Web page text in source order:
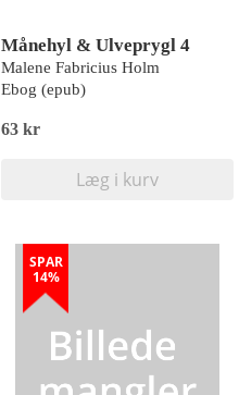
Månehyl & Ulveprygl 4
Malene Fabricius Holm
Ebog (epub)
63 kr
Læg i kurv
SPAR
14%